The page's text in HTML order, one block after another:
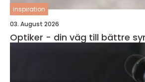
inspiration
03. August 2026
Optiker - din väg till bättre